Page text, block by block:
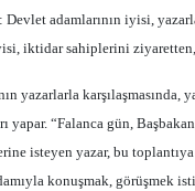
adamlarının iyisi,
iktidar sahiplerini
yazarlarla
yapar. “Falanca gün,
isteyen yazar, bu
konuşmak, görüşmek